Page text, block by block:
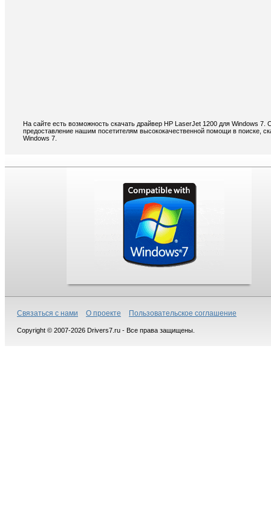
На сайте есть возможность скачать драйвер HP LaserJet 1200 для Windows
предоставление нашим посетителям высококачественной помощи в поиске,
Windows 7.
Связаться с нами О проекте Пользовательское соглашение
Copyright © 2007-2026 Drivers7.ru - Все права защищены.